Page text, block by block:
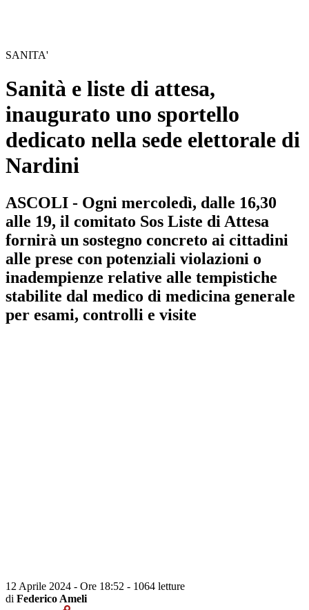
SANITA'
Sanità e liste di attesa,
inaugurato uno sportello
dedicato nella sede elettorale di
Nardini
ASCOLI - Ogni mercoledì, dalle 16,30
alle 19, il comitato Sos Liste di Attesa
fornirà un sostegno concreto ai cittadini
alle prese con potenziali violazioni o
inadempienze relative alle tempistiche
stabilite dal medico di medicina generale
per esami, controlli e visite
12 Aprile 2024 - Ore 18:52 - 1064 letture
di Federico Ameli